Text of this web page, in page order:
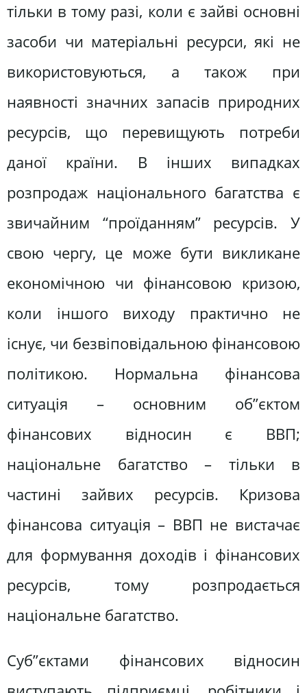
тільки в тому разі, коли є зайві основні
засоби чи матеріальні ресурси, які не
використовуються, а також при
наявності значних запасів природних
ресурсів, що перевищують потреби
даної країни. В інших випадках
розпродаж національного багатства є
звичайним “проїданням” ресурсів. У
свою чергу, це може бути викликане
економічною чи фінансовою кризою,
коли іншого виходу практично не
існує, чи безвіповідальною фінансовою
політикою. Нормальна фінансова
ситуація – основним об”єктом
фінансових відносин є ВВП;
національне багатство – тільки в
частині зайвих ресурсів. Кризова
фінансова ситуація – ВВП не вистачає
для формування доходів і фінансових
ресурсів, тому розпродається
національне багатство.
Суб”єктами фінансових відносин